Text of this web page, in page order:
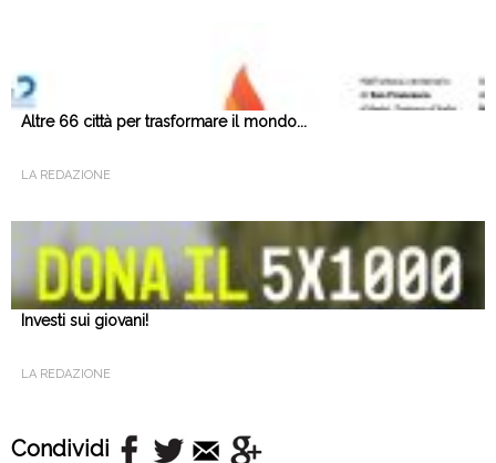
Altre 66 città per trasformare il mondo...
LA REDAZIONE
Investi sui giovani!
LA REDAZIONE
Condividi